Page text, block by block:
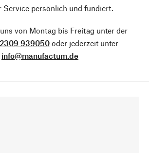
Service persönlich und fundiert.
von Montag bis Freitag unter der
939050oder jederzeit unter
info@manufactum.de